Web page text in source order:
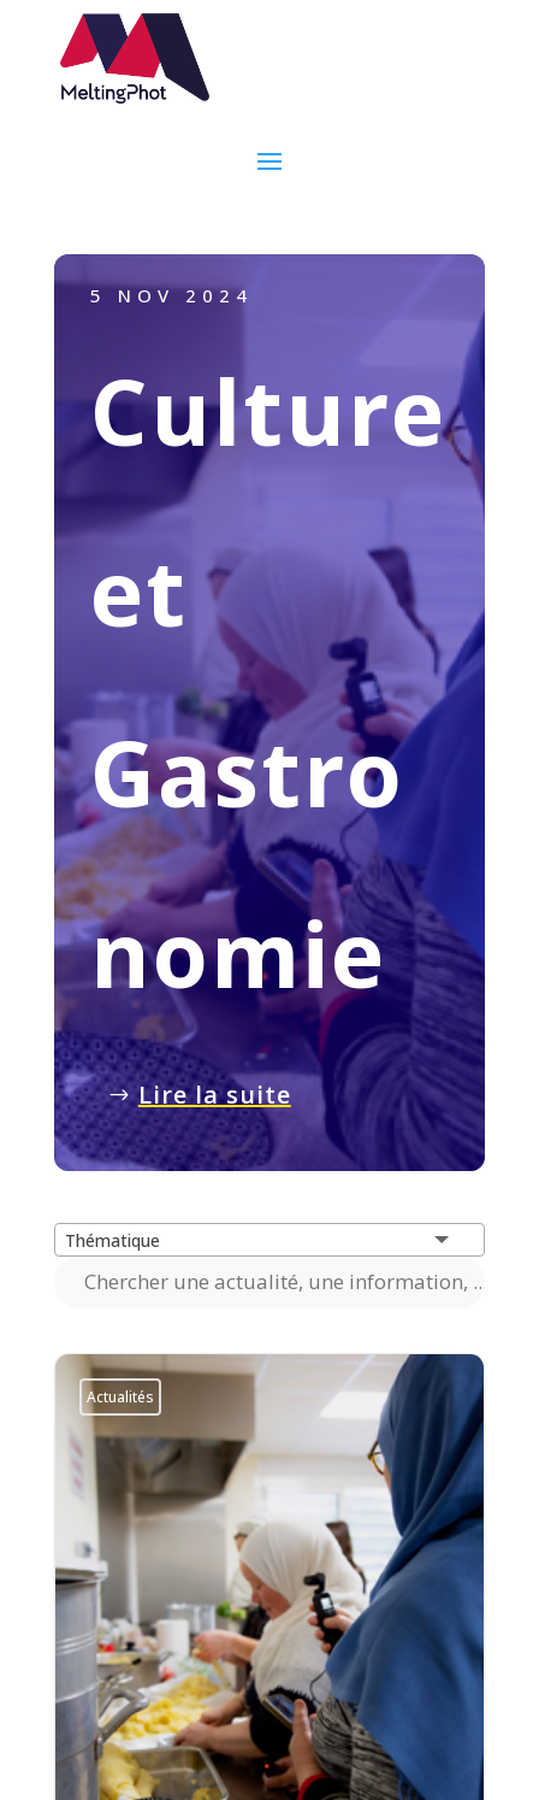
5 NOV 2024
Culture
et
Gastro
nomie
Lire la suite
Thématique
Actualités